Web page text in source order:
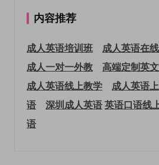
内容推荐
成人英语培训班
成人英语在
成人一对一外教
高端定制英文
成人英语线上教学
成人英语
语
深圳成人英语英语口语线
语